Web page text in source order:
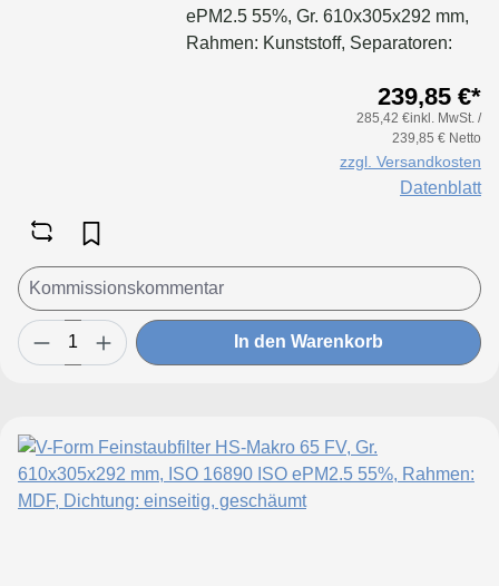
ePM2.5 55%, Gr. 610x305x292 mm,
Rahmen: Kunststoff, Separatoren:
239,85 €*
285,42 €inkl. MwSt. /
239,85 € Netto
zzgl. Versandkosten
Datenblatt
In den Warenkorb